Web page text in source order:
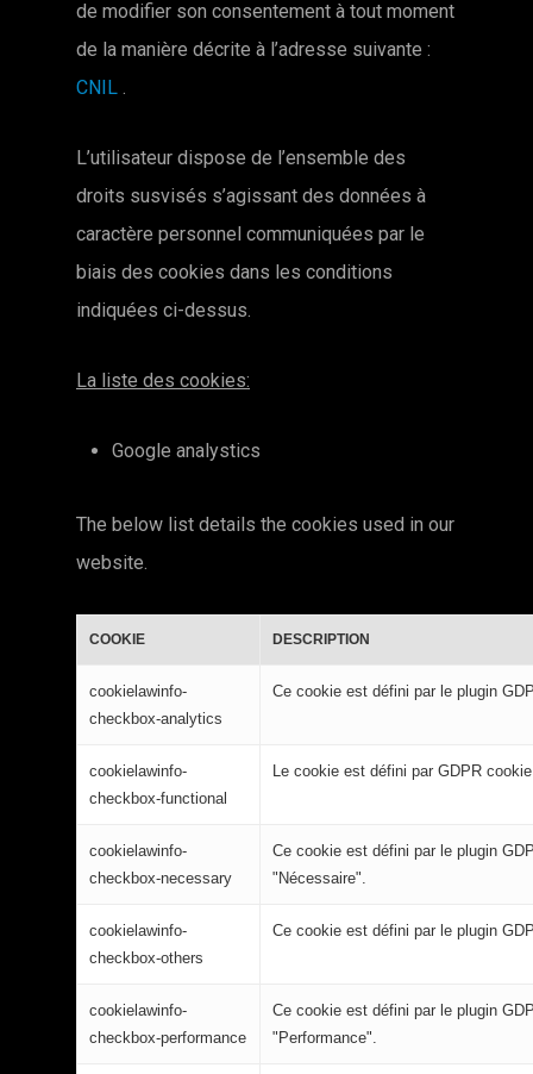
de modifier son consentement à tout moment
de la manière décrite à l’adresse suivante :
CNIL .
L’utilisateur dispose de l’ensemble des
droits susvisés s’agissant des données à
caractère personnel communiquées par le
biais des cookies dans les conditions
indiquées ci-dessus.
La liste des cookies:
Google analystics
The below list details the cookies used in our
website.
COOKIE DESCRIPTION
cookielawinfo-
checkbox-analytics
Ce cookie est défini par le plugin
cookielawinfo-
checkbox-functional
Le cookie est défini par GDPR
cookielawinfo-
checkbox-necessary
Ce cookie est défini par le plugin
"Nécessaire".
cookielawinfo-
checkbox-others
Ce cookie est défini par le plugin
cookielawinfo-
checkbox-performance
Ce cookie est défini par le plugin
"Performance".